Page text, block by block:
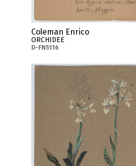
Coleman Enrico
ORCHIDEE
D-FN5116